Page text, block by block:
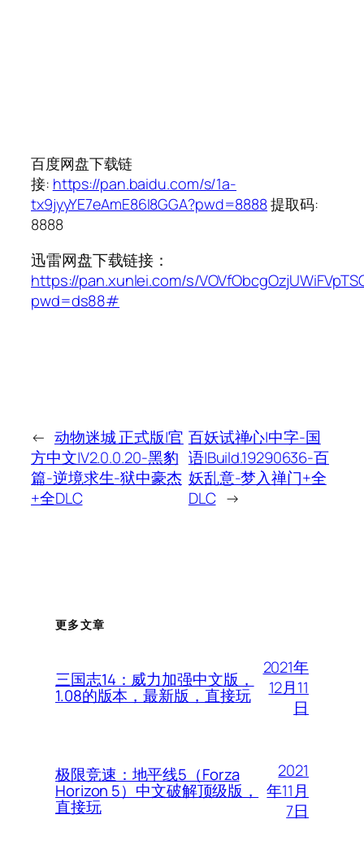
百度网盘下载链
接: https://pan.baidu.com/s/1a-
tx9jyyYE7eAmE86I8GGA?pwd=8888提取码:
8888
迅雷网盘下载链接：
https://pan.xunlei.com/s/
pwd=ds88#
← 动物迷城 正式版|官
方中文|V2.0.0.20-黑豹
篇-逆境求生-狱中豪杰
+全DLC
百妖试禅心|中字-国
语|Build.19290636-百
妖乱意-梦入禅门+全
DLC →
更多文章
三国志14：威力加强中文版，
1.08的版本，最新版，直接玩
2021年
12月11
日
极限竞速：地平线5（Forza
Horizon 5）中文破解顶级版，
直接玩
2021
年11月
7日